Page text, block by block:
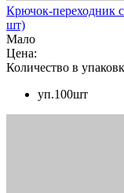
Крючок-переходник
шт)
Мало
Цена:
Количество в
уп.100шт